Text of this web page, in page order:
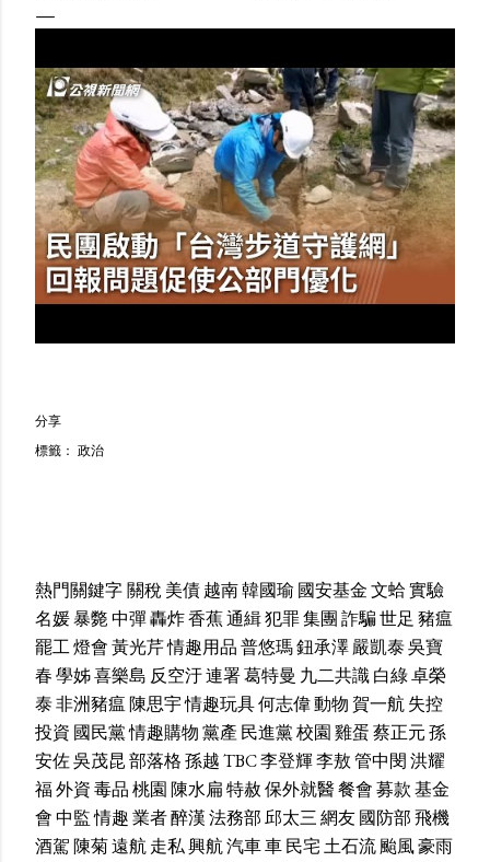
分享
標籤： 政治
熱門關鍵字關稅美債越南韓國瑜 國安基金文蛤實驗
名媛暴斃中彈轟炸香蕉通緝犯罪集團詐騙世足 豬瘟
罷工燈會黃光芹情趣用品普悠瑪鈕承澤嚴凱泰吳寶
春學姊喜樂島 反空汙連署葛特曼 九二共識白綠卓榮
泰非洲豬瘟陳思宇情趣玩具何志偉動物賀一航失控
投資 國民黨情趣購物黨產 民進黨校園雞蛋蔡正元孫
安佐吳茂昆部落格孫越TBC李登輝李敖管中閔洪耀
福外資毒品桃園陳水扁特赦保外就醫餐會募款基金
會中監情趣業者醉漢法務部邱太三網友國防部飛機
酒駕陳菊遠航走私興航汽車車民宅土石流颱風豪雨